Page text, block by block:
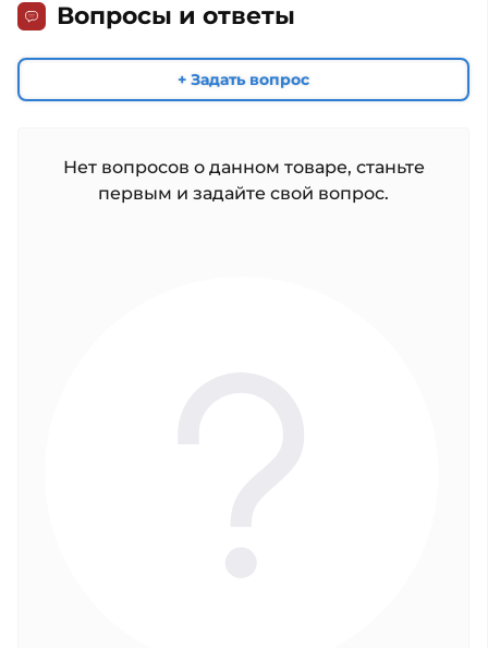
Вопросы и ответы
+ Задать вопрос
Нет вопросов о данном товаре, станьте
первым и задайте свой вопрос.